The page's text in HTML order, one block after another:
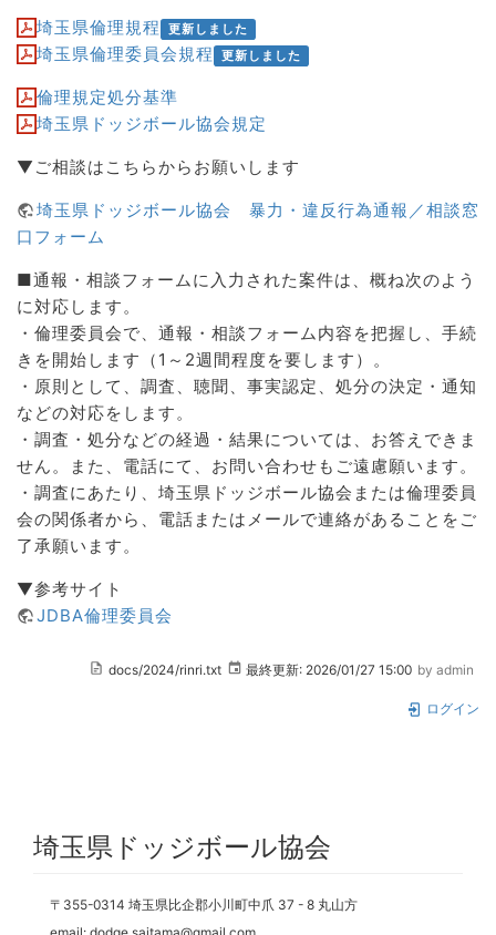
埼玉県倫理規程 更新しました
埼玉県倫理委員会規程 更新しました
倫理規定処分基準
埼玉県ドッジボール協会規定
▼ご相談はこちらからお願いします
埼玉県ドッジボール協会 暴力・違反行為通報／相談窓
口フォーム
■通報・相談フォームに入力された案件は、概ね次のよう
に対応します。
・倫理委員会で、通報・相談フォーム内容を把握し、手続
きを開始します（1～2週間程度を要します）。
・原則として、調査、聴聞、事実認定、処分の決定・通知
などの対応をします。
・調査・処分などの経過・結果については、お答えできま
せん。また、電話にて、お問い合わせもご遠慮願います。
・調査にあたり、埼玉県ドッジボール協会または倫理委員
会の関係者から、電話またはメールで連絡があることをご
了承願います。
▼参考サイト
JDBA倫理委員会
docs/2024/rinri.txt 最終更新: 2026/01/27 15:00 by admin
ログイン
埼玉県ドッジボール協会
〒355-0314 埼玉県比企郡小川町中爪 37 - 8 丸山方